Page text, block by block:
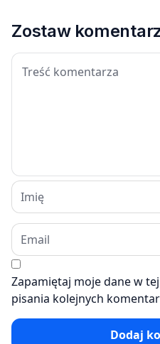
Zostaw
Zapamiętaj moje dane w
pisania kolejnych
Dodaj